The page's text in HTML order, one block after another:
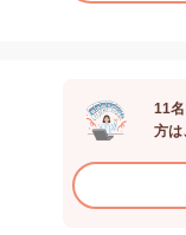
11
方は